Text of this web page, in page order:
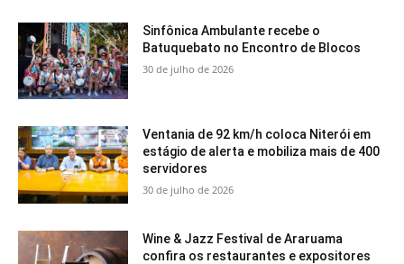
Sinfônica Ambulante recebe o
Batuquebato no Encontro de Blocos
30 de julho de 2026
Ventania de 92 km/h coloca Niterói em
estágio de alerta e mobiliza mais de 400
servidores
30 de julho de 2026
Wine & Jazz Festival de Araruama
confira os restaurantes e expositores